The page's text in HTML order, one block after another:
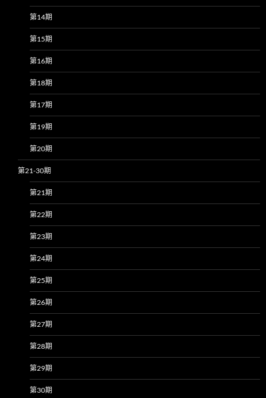
第14期
第15期
第16期
第18期
第17期
第19期
第20期
第21-30期
第21期
第22期
第23期
第24期
第25期
第26期
第27期
第28期
第29期
第30期